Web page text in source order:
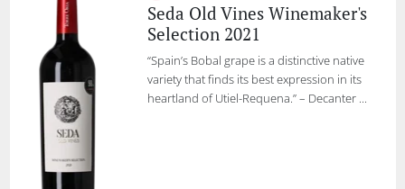
Seda Old Vines Winemaker's
Selection 2021
“Spain’s Bobal grape is a distinctive native
variety that finds its best expression in its
heartland of Utiel-Requena.” – Decanter ...